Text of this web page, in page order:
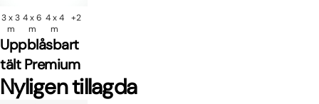
3 x 3
m
4 x 6
m
4 x 4
m
+2
Uppblåsbart
tält Premium
Nyligen tillagda